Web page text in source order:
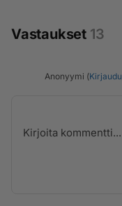
Vastaukset 13
Anonyymi (Kirjaudu